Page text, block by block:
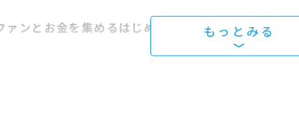
ァンとお金を集めるはじめての寄付講座」 です。